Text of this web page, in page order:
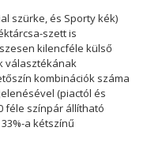
szürke, és Sporty kék)
szett is
kilencféle külső
választékának
kombinációk száma
(piactól és
féle színpár állítható
a kétszínű